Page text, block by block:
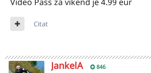
Citat
JankelA 846